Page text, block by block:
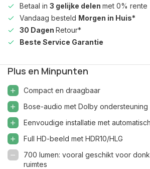
Betaal in 3 gelijke delen met 0% rente
Vandaag besteld Morgen in Huis*
30 Dagen Retour*
Beste Service Garantie
Plus en Minpunten
Compact en draagbaar
Bose-audio met Dolby ondersteuning
Eenvoudige installatie met
Full HD-beeld met HDR10/HLG
700 lumen: vooral geschikt voor
ruimtes